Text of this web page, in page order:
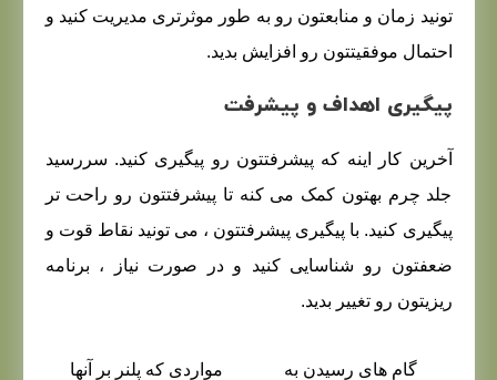
تونید زمان و منابعتون رو به‌ طور موثرتری مدیریت کنید و
احتمال موفقیتتون رو افزایش بدید.
پیگیری اهداف و پیشرفت
آخرین کار اینه که پیشرفتتون رو پیگیری کنید. سررسید
جلد چرم بهتون کمک می‌ کنه تا پیشرفتتون رو راحت‌ تر
پیگیری کنید. با پیگیری پیشرفتتون ، می‌ تونید نقاط قوت و
ضعفتون رو شناسایی کنید و در صورت نیاز ، برنامه‌
ریزیتون رو تغییر بدید.
گام های رسیدن به
مواردی که پلنر بر آنها